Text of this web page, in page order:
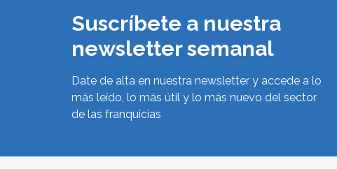
Suscríbete a nuestra
newsletter semanal
Date de alta en nuestra newsletter y accede a lo
más leído, lo más útil y lo más nuevo del sector
de las franquicias